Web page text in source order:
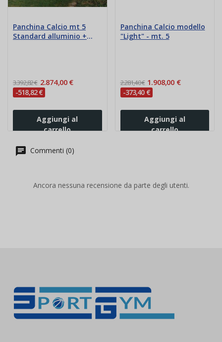
Panchina Calcio mt 5
Standard alluminio +
3.392,82 € 2.874,00 €
-518,82 €
Aggiungi al
carrello
Panchina Calcio modello
"Light" - mt. 5
2.281,40 € 1.908,00 €
-373,40 €
Aggiungi al
carrello
Commenti (0)
Ancora nessuna recensione da parte degli utenti.